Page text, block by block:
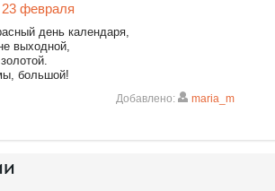
февраля
день календаря,
выходной,
большой!
Добавлено: maria_m